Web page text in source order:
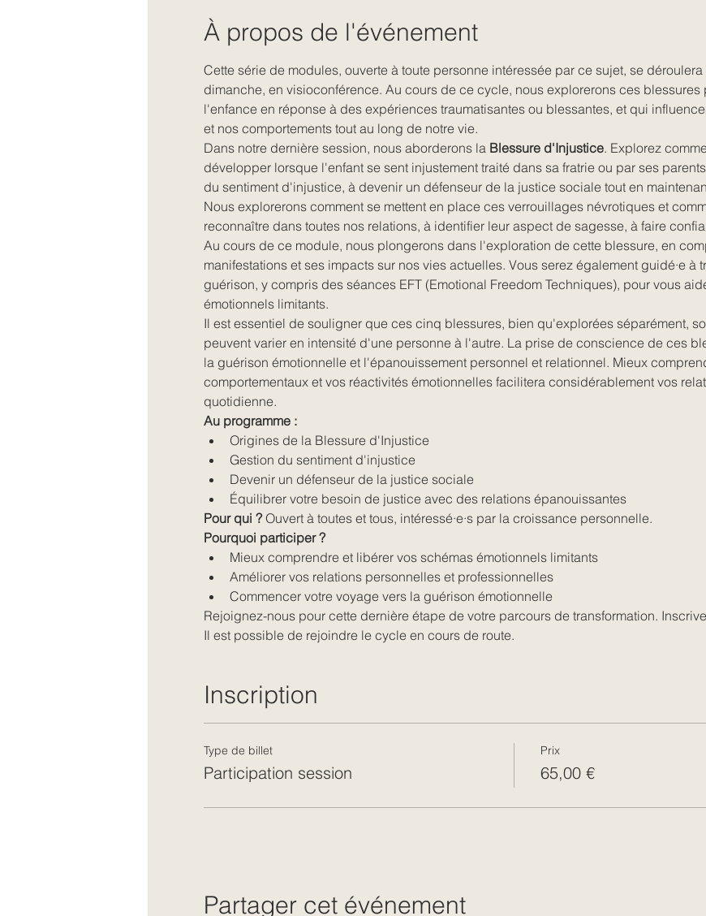
À propos de l'événement
Cette série de modules, ouverte à toute personne intéressée par ce sujet, se
dimanche, en visioconférence. Au cours de ce cycle, nous explorerons ces
l'enfance en réponse à des expériences traumatisantes ou blessantes, et qui
et nos comportements tout au long de notre vie.
Dans notre dernière session, nous aborderons la Blessure d'Injustice. Explorez
développer lorsque l'enfant se sent injustement traité dans sa fratrie ou par ses
du sentiment d'injustice, à devenir un défenseur de la justice sociale tout en
Nous explorerons comment se mettent en place ces verrouillages névrotiques et
reconnaître dans toutes nos relations, à identifier leur aspect de sagesse, à faire
Au cours de ce module, nous plongerons dans l'exploration de cette blessure, en
manifestations et ses impacts sur nos vies actuelles. Vous serez également guidé·e à
guérison, y compris des séances EFT (Emotional Freedom Techniques), pour vous
émotionnels limitants.
Il est essentiel de souligner que ces cinq blessures, bien qu'explorées séparément,
peuvent varier en intensité d'une personne à l'autre. La prise de conscience de ces
la guérison émotionnelle et l'épanouissement personnel et relationnel. Mieux
comportementaux et vos réactivités émotionnelles facilitera considérablement vos
quotidienne.
Au programme :
Origines de la Blessure d'Injustice
Gestion du sentiment d'injustice
Devenir un défenseur de la justice sociale
Équilibrer votre besoin de justice avec des relations épanouissantes
Pour qui ? Ouvert à toutes et tous, intéressé·e·s par la croissance personnelle.
Pourquoi participer ?
Mieux comprendre et libérer vos schémas émotionnels limitants
Améliorer vos relations personnelles et professionnelles
Commencer votre voyage vers la guérison émotionnelle
Rejoignez-nous pour cette dernière étape de votre parcours de transformation.
Il est possible de rejoindre le cycle en cours de route.
Inscription
Type de billet
Participation session
Prix
65,00 €
Partager cet événement